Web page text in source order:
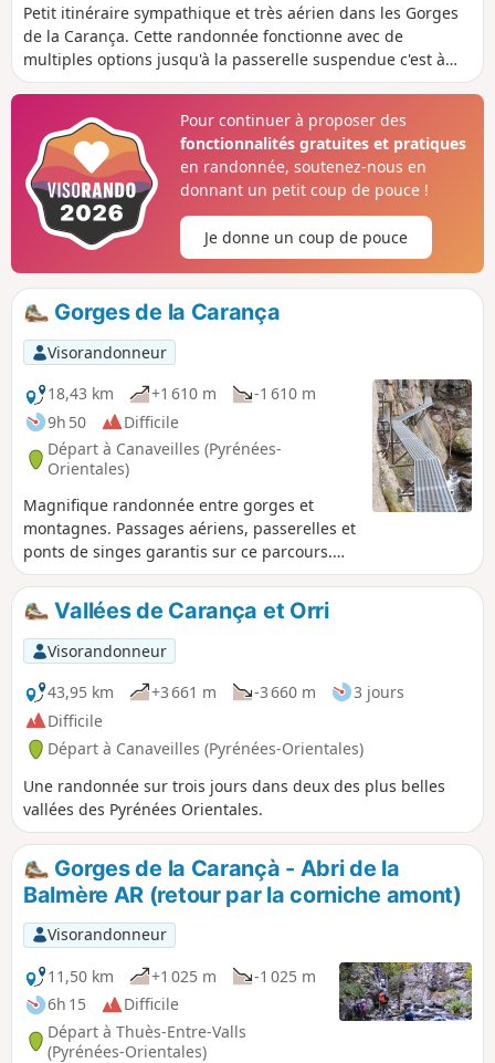
Petit itinéraire sympathique et très aérien dans les Gorges
de la Carança. Cette randonnée fonctionne avec de
multiples options jusqu'à la passerelle suspendue c'est à
dire que vous pouvez boucler (et revenir au point de départ
certains se sont perdus sur cette randonnée, voir les avis
Pour continuer à proposer des
fonctionnalités gratuites et pratiques
en randonnée, soutenez-nous en
donnant un petit coup de pouce !
Je donne un coup de pouce
Gorges de la Carança
Visorandonneur
18,43 km
+1 610 m
-1 610 m
9h 50
Difficile
Départ à Canaveilles (Pyrénées-
Orientales)
Magnifique randonnée entre gorges et
montagnes. Passages aériens, passerelles et
ponts de singes garantis sur ce parcours.
Parcours à ne pas effectuer par temps de
pluie ou neige. Attention : Le dénivelé est
surestimé par le logiciel. Il faut compter
1100 m de dénivelé cumulé.
Vallées de Carança et Orri
Visorandonneur
43,95 km
+3 661 m -3 660 m
3 jours
Difficile
Départ à Canaveilles (Pyrénées-Orientales)
Une randonnée sur trois jours dans deux des plus belles
vallées des Pyrénées Orientales.
Gorges de la Carançà - Abri de la
Balmère AR (retour par la corniche amont)
Visorandonneur
11,50 km
+1 025 m
-1 025 m
6h 15
Difficile
Départ à Thuès-Entre-Valls
(Pyrénées-Orientales)